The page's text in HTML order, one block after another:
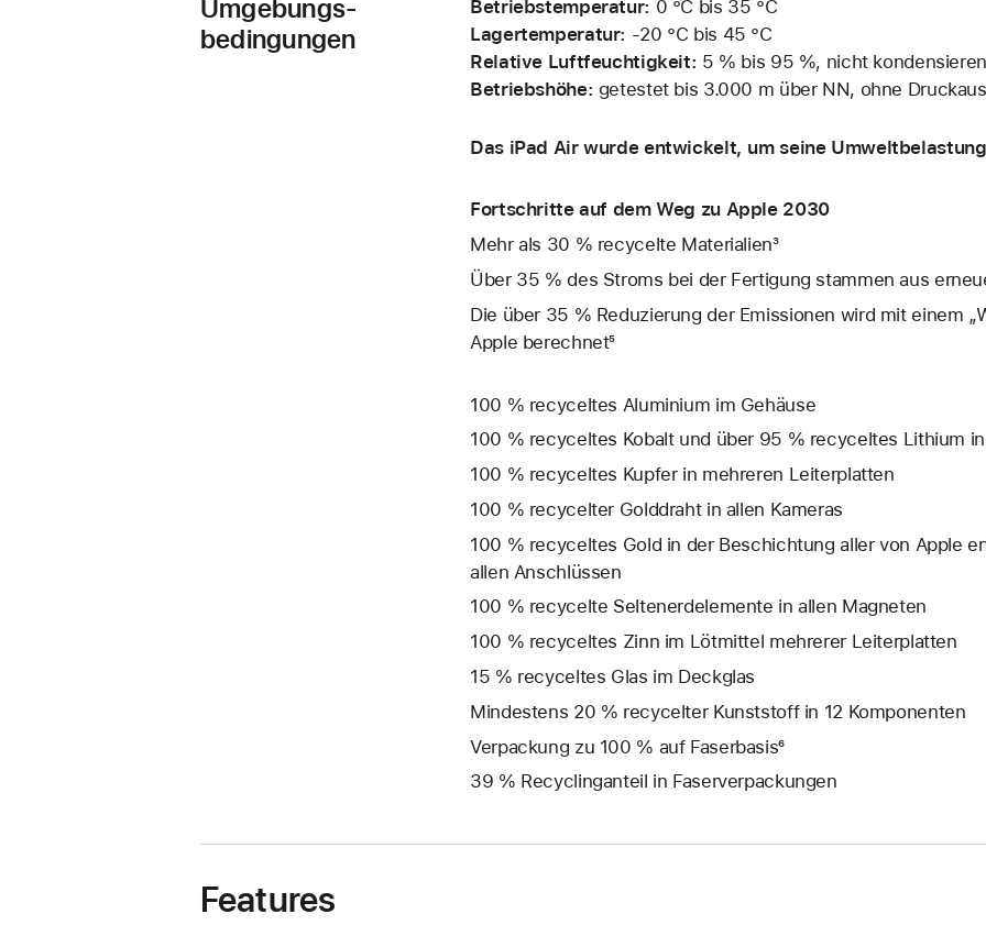
Umgebungs-
bedingungen
Betriebstemperatur: 0 °C bis 35 °C
Lagertemperatur: ‑20 °C bis 45 °C
Relative Luftfeuchtigkeit: 5 % bis 95 %, nicht
Betriebshöhe: getestet bis 3.000 m über NN, ohne
Das iPad Air wurde entwickelt, um seine
Fortschritte auf dem Weg zu Apple 2030
Mehr als 30 % recycelte Materialien³
Über 35 % des Stroms bei der Fertigung stammen aus
Die über 35 % Reduzierung der Emissionen wird mit einem
Apple berechnet⁵
100 % recyceltes Aluminium im Gehäuse
100 % recyceltes Kobalt und über 95 % recyceltes Lithium
100 % recyceltes Kupfer in mehreren Leiterplatten
100 % recycelter Golddraht in allen Kameras
100 % recyceltes Gold in der Beschichtung aller von Apple
allen Anschlüssen
100 % recycelte Seltenerd­elemente in allen Magneten
100 % recyceltes Zinn im Lötmittel mehrerer Leiterplatten
15 % recyceltes Glas im Deckglas
Mindestens 20 % recycelter Kunststoff in 12 Komponenten
Verpackung zu 100 % auf Faserbasis⁶
39 % Recyclinganteil in Faserverpackungen
Features